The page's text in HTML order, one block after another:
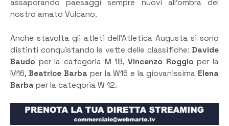
assaporando paesaggi sempre nuovi all’ombra del
nostro amato Vulcano.
Anche stavolta gli atleti dell’Atletica Augusta si sono
distinti conquistando le vette delle classifiche: Davide
Baudo per la categoria M 18, Vincenzo Roggio per la
M16, Beatrice Barba per la W16 e la giovanissima Elena
Barba per la categoria W 12.